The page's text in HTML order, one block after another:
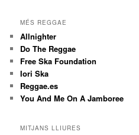
MÉS REGGAE
Allnighter
Do The Reggae
Free Ska Foundation
Iori Ska
Reggae.es
You And Me On A Jamboree
MITJANS LLIURES